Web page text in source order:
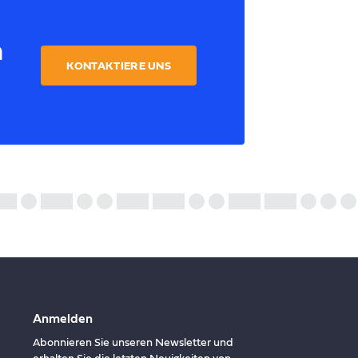
KONTAKTIERE UNS
Anmelden
Abonnieren Sie unseren Newsletter und